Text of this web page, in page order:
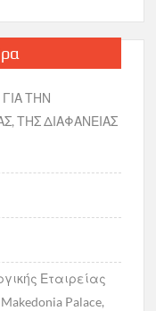
ΤΗΝ
ΤΗΣ ΔΙΑΦΑΝΕΙΑΣ
Εταιρείας
Palace,